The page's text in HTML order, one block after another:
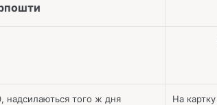
надсилаються того ж дня На